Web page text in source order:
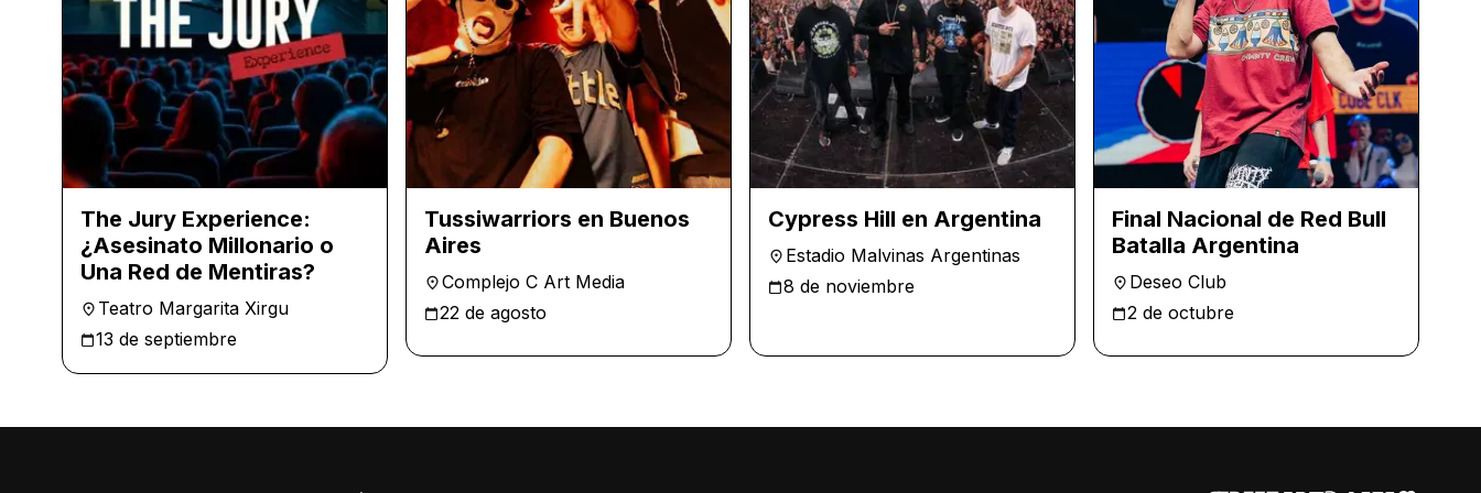
The Jury Experience:
¿Asesinato Millonario o
Una Red de Mentiras?
Teatro Margarita Xirgu
13 de septiembre
Tussiwarriors en Buenos
Aires
Complejo C Art Media
22 de agosto
Cypress Hill en Argentina
Estadio Malvinas Argentinas
8 de noviembre
Final Nacional de Red Bull
Batalla Argentina
Deseo Club
2 de octubre